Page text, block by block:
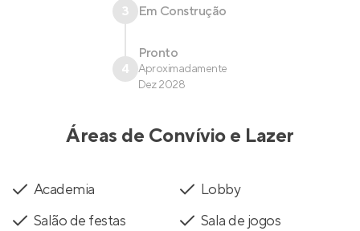
3 Em Construção
4
Pronto
Aproximadamente
Dez 2028
Áreas de Convívio e Lazer
Academia
Lobby
Salão de festas
Sala de jogos